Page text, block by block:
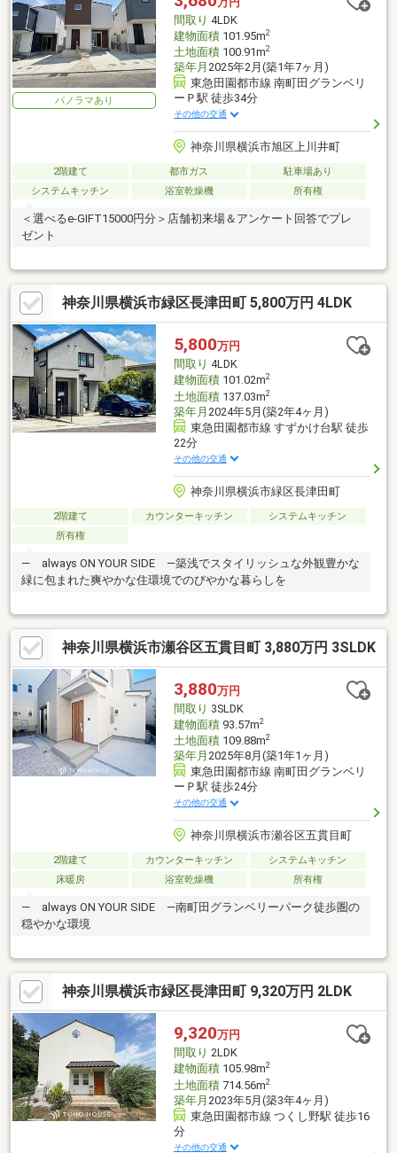
パノラマあり
間取り 4LDK
建物面積101.95m2
土地面積100.91m2
築年月 2025年2月(築1年7ヶ月)
東急田園都市線 南町田グランベリ
ーＰ駅 徒歩34分
その他の交通
神奈川県横浜市旭区上川井町
2階建て 都市ガス
駐車場あり
システムキッチン
浴室乾燥機 所有権
＜選べるe-GIFT15000円分＞店舗初来場＆アンケート回答でプレ
ゼント
神奈川県横浜市緑区長津田町 5,800万円 4LDK
5,800万円
間取り 4LDK
建物面積101.02m2
土地面積137.03m2
築年月 2024年5月(築2年4ヶ月)
東急田園都市線 すずかけ台駅 徒歩
22分
その他の交通
神奈川県横浜市緑区長津田町
2階建て カウンターキッチン
システムキッチン
所有権
― always ON YOUR SIDE ―築浅でスタイリッシュな外観豊かな
緑に包まれた爽やかな住環境でのびやかな暮らしを
神奈川県横浜市瀬谷区五貫目町 3,880万円 3SLDK
3,880万円
間取り 3SLDK
建物面積93.57m2
土地面積109.88m2
築年月 2025年8月(築1年1ヶ月)
東急田園都市線 南町田グランベリ
ーＰ駅 徒歩24分
その他の交通
神奈川県横浜市瀬谷区五貫目町
2階建て カウンターキッチン
システムキッチン
床暖房
浴室乾燥機 所有権
― always ON YOUR SIDE ―南町田グランベリーパーク徒歩圏の
穏やかな環境
神奈川県横浜市緑区長津田町 9,320万円 2LDK
9,320万円
間取り 2LDK
建物面積105.98m2
土地面積714.56m2
築年月 2023年5月(築3年4ヶ月)
東急田園都市線 つくし野駅 徒歩16
分
その他の交通